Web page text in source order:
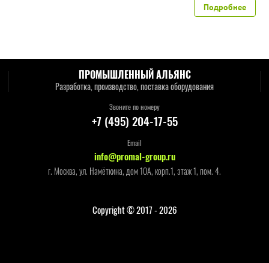
Подробнее
info@promal-group.ru
Email
Звоните по номеру
+7 (495) 204-17-55
ПРОМЫШЛЕННЫЙ АЛЬЯНС
Разработка, производство, поставка оборудования
г. Москва, ул. Намёткина, дом 10А, корп.1, этаж 1, пом. 4.
Copyright © 2017 - 2026